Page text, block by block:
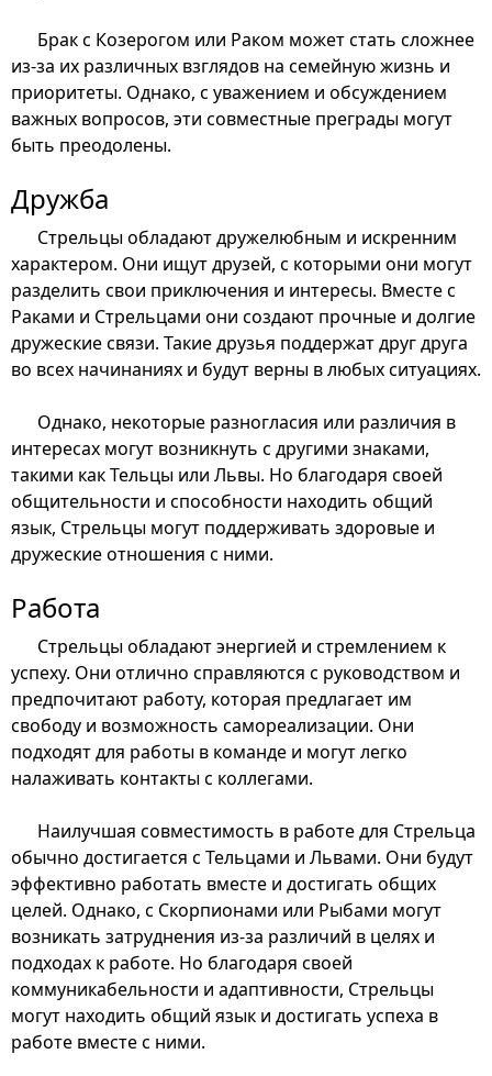
Брак с Козерогом или Раком может стать сложнее
из-за их различных взглядов на семейную жизнь и
приоритеты. Однако, с уважением и обсуждением
важных вопросов, эти совместные преграды могут
быть преодолены.
Дружба
Стрельцы обладают дружелюбным и искренним
характером. Они ищут друзей, с которыми они могут
разделить свои приключения и интересы. Вместе с
Раками и Стрельцами они создают прочные и долгие
дружеские связи. Такие друзья поддержат друг друга
во всех начинаниях и будут верны в любых ситуациях.
Однако, некоторые разногласия или различия в
интересах могут возникнуть с другими знаками,
такими как Тельцы или Львы. Но благодаря своей
общительности и способности находить общий
язык, Стрельцы могут поддерживать здоровые и
дружеские отношения с ними.
Работа
Стрельцы обладают энергией и стремлением к
успеху. Они отлично справляются с руководством и
предпочитают работу, которая предлагает им
свободу и возможность самореализации. Они
подходят для работы в команде и могут легко
налаживать контакты с коллегами.
Наилучшая совместимость в работе для Стрельца
обычно достигается с Тельцами и Львами. Они будут
эффективно работать вместе и достигать общих
целей. Однако, с Скорпионами или Рыбами могут
возникать затруднения из-за различий в целях и
подходах к работе. Но благодаря своей
коммуникабельности и адаптивности, Стрельцы
могут находить общий язык и достигать успеха в
работе вместе с ними.